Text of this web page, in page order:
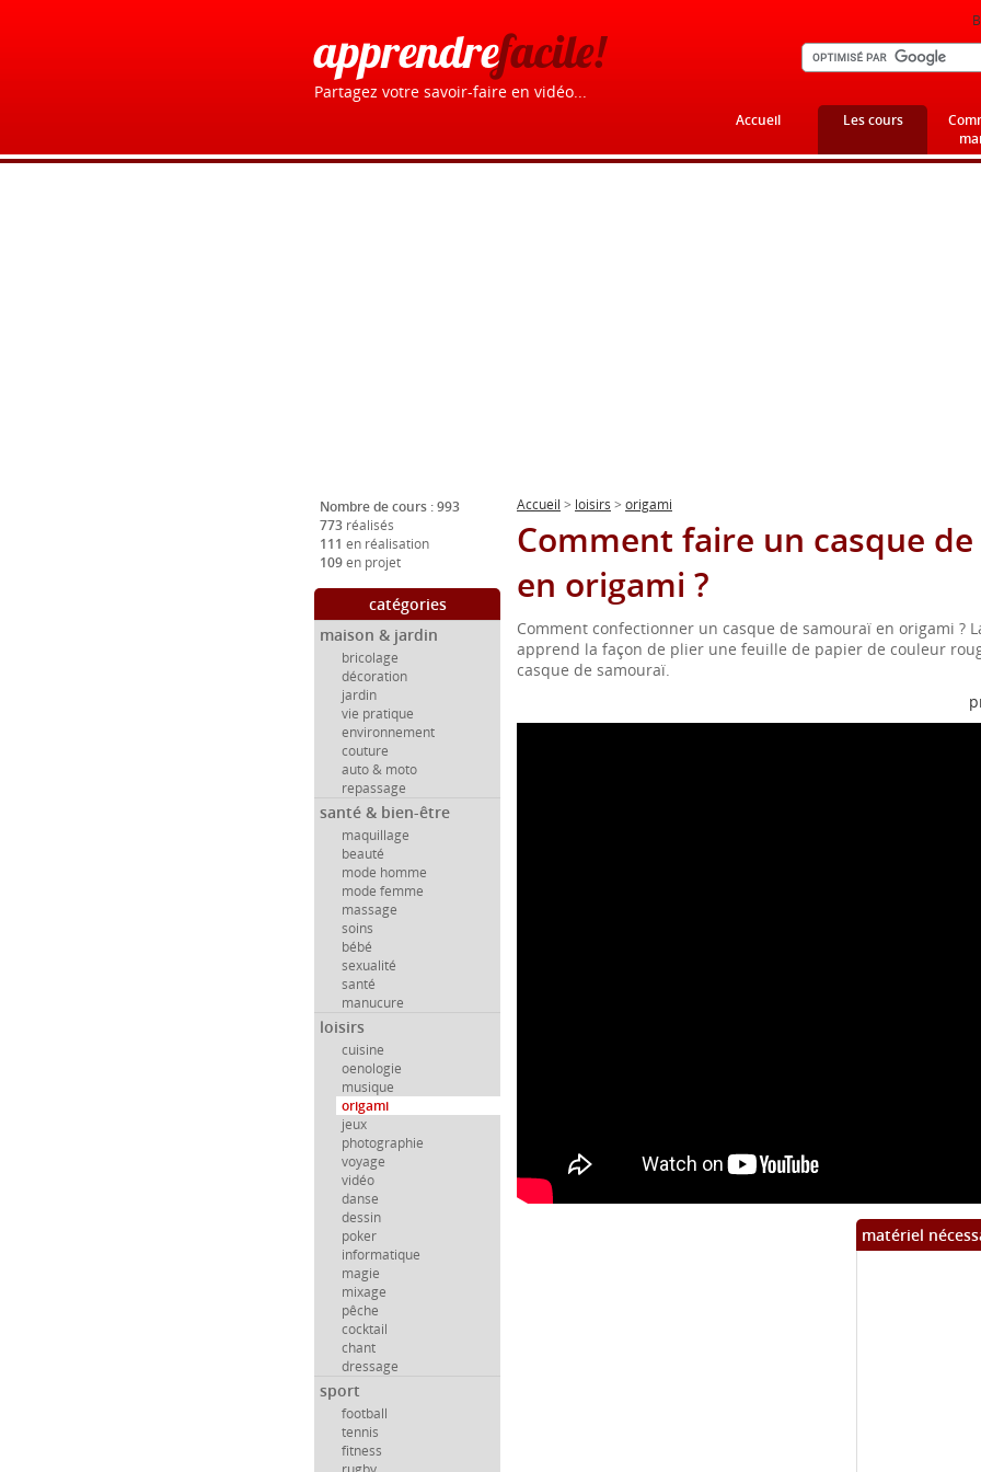
apprendrefacile!
Partagez votre savoir-faire en vidéo...
Accueil Les cours
Nombre de cours : 993
773 réalisés
111 en réalisation
109en projet
catégories
maison & jardin
bricolage
décoration
jardin
vie pratique
environnement
couture
auto & moto
repassage
santé & bien-être
maquillage
beauté
mode homme
mode femme
massage
soins
bébé
sexualité
santé
manucure
loisirs
cuisine
oenologie
musique
origami
jeux
photographie
voyage
vidéo
danse
dessin
poker
informatique
magie
mixage
pêche
cocktail
chant
dressage
sport
football
tennis
fitness
Accueil > loisirs > origami
Comment faire un casque
en origami ?
Comment confectionner un casque de samouraï en origami ?
apprend la façon de plier une feuille de papier de couleur
casque de samouraï.
matériel